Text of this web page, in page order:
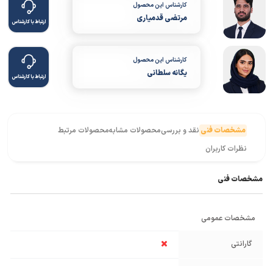
کارشناس این محصول
مرتضی قدمیاری ارتباط با کارشناس
کارشناس این محصول
یگانه سلطانی ارتباط با کارشناس
مشخصات فنی نقد و بررسیمحصولات مشابهمحصولات مرتبط
نظرات کاربران
مشخصات فنی
مشخصات عمومی
گارانتی